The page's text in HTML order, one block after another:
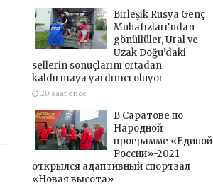
Birleşik Rusya Genç
Muhafızları’ndan
gönüllüler, Ural ve
Uzak Doğu’daki
sellerin sonuçlarını ortadan
kaldırmaya yardımcı oluyor
20 saat önce
В Саратове по
Народной
программе «Единой
России»-2021
открылся адаптивный спортзал
«Новая высота»